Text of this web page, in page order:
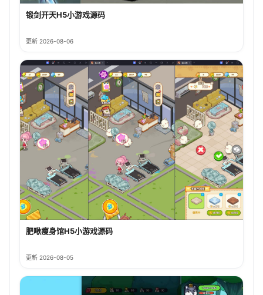
锻剑开天H5小游戏源码
更新 2026-08-06
肥啾瘦身馆H5小游戏源码
更新 2026-08-05